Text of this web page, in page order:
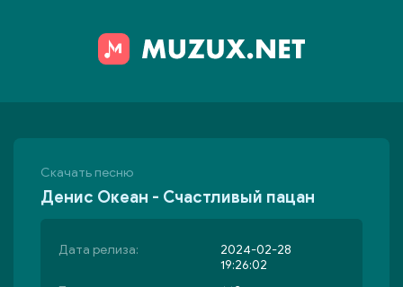
Скачать песню
Денис Океан - Счастливый пацан
Дата релиза:
2024-02-28
19:26:02